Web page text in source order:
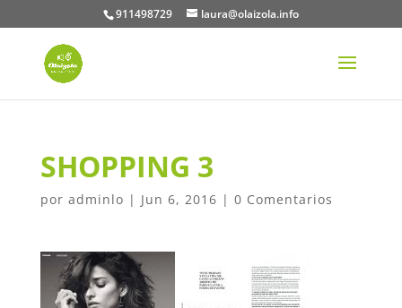
911498729 laura@olaizola.info
SHOPPING 3
por adminlo | Jun 6, 2016 | 0 Comentarios